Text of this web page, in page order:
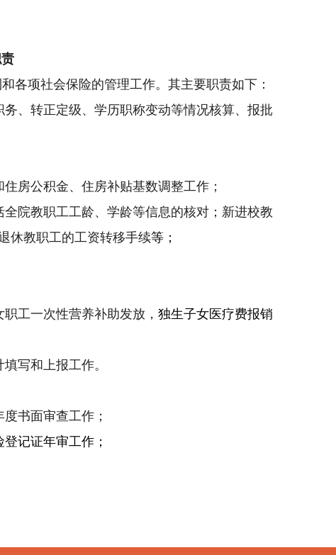
各项社会保险的管理工作。其主要职责如下：
务、转正定级、学历职称变动等情况核算、报批
房公积金、住房补贴基数调整工作；
院教职工工龄、学龄等信息的核对；新进校教
休教职工的工资转移手续等；
职工一次性营养补助发放， 独生子女医疗费报销
写和上报工作。
书面审查工作；
记证年审工作；